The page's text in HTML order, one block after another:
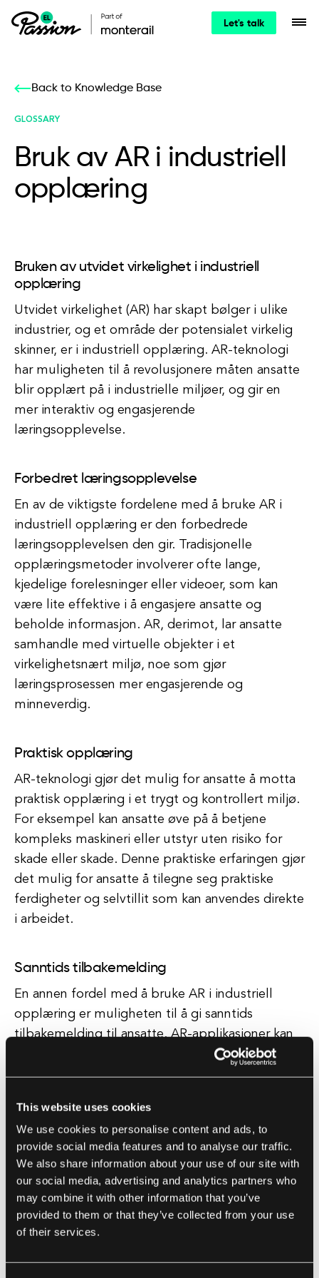
This website uses cookies
We use cookies to personalise content and ads, to
provide social media features and to analyse our traffic.
We also share information about your use of our site with
our social media, advertising and analytics partners who
may combine it with other information that you’ve
provided to them or that they’ve collected from your use
of their services.
Let's talk
Back to Knowledge Base
GLOSSARY
Bruk av AR i industriell
opplæring
Bruken av utvidet virkelighet i industriell
opplæring
Utvidet virkelighet (AR) har skapt bølger i ulike
industrier, og et område der potensialet virkelig
skinner, er i industriell opplæring. AR-teknologi
har muligheten til å revolusjonere måten ansatte
blir opplært på i industrielle miljøer, og gir en
mer interaktiv og engasjerende
læringsopplevelse.
Forbedret læringsopplevelse
En av de viktigste fordelene med å bruke AR i
industriell opplæring er den forbedrede
læringsopplevelsen den gir. Tradisjonelle
opplæringsmetoder involverer ofte lange,
kjedelige forelesninger eller videoer, som kan
være lite effektive i å engasjere ansatte og
beholde informasjon. AR, derimot, lar ansatte
samhandle med virtuelle objekter i et
virkelighetsnært miljø, noe som gjør
læringsprosessen mer engasjerende og
minneverdig.
Praktisk opplæring
AR-teknologi gjør det mulig for ansatte å motta
praktisk opplæring i et trygt og kontrollert miljø.
For eksempel kan ansatte øve på å betjene
kompleks maskineri eller utstyr uten risiko for
skade eller skade. Denne praktiske erfaringen gjør
det mulig for ansatte å tilegne seg praktiske
ferdigheter og selvtillit som kan anvendes direkte
i arbeidet.
Sanntids tilbakemelding
En annen fordel med å bruke AR i industriell
opplæring er muligheten til å gi sanntids
tilbakemelding til ansatte. AR-applikasjoner kan
spore og analysere ansattes prestasjoner, og gi
umiddelbar tilbakemelding på deres handlinger
sine. Denne øyeblikkelige tilbakemeldingen kan
hjelpe ansatte med å lære mer effektivt og
hensiktsmessig.
Kostnadseffektiv opplæring
Å implementere AR-teknologi i industriell